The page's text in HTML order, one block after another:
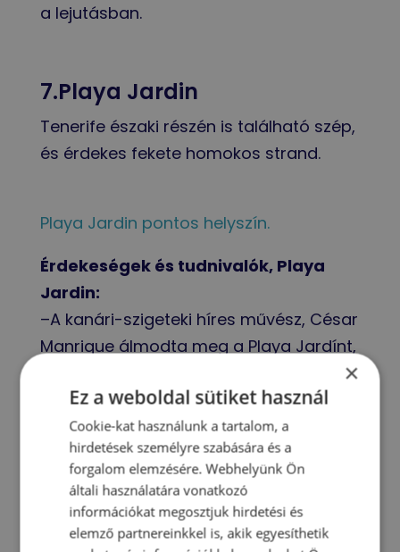
a lejutásban.
7.Playa Jardin
Tenerife északi részén is található szép,
és érdekes fekete homokos strand.
Playa Jardin pontos helyszín.
Érdekeségek és tudnivalók, Playa
Jardin:
–A kanári-szigeteki híres művész, César
Manrique álmodta meg a Playa Jardínt,
strandot.
-Nevét a hosszan elnyúló partszakasz
vulkanikus homokját színesítő
botanikus kertekről kapta.
-A strandot vulkáni kőzetekből lehulló
vízesések ölelik körbe.
×
Ez a weboldal sütiket használ
Cookie-kat használunk a tartalom, a
hirdetések személyre szabására és a
forgalom elemzésére. Webhelyünk Ön
általi használatára vonatkozó
információkat megosztjuk hirdetési és
elemző partnereinkkel is, akik egyesíthetik